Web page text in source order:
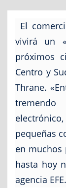
El
vivirá un
próximos
Centro y
Thrane.
pequeñas
en muchos
hasta hoy
agencia EFE.